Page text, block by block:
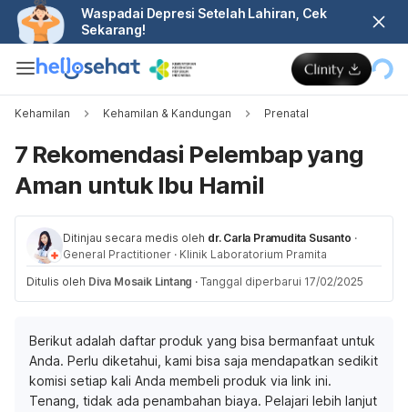
Waspadai Depresi Setelah Lahiran, Cek
Sekarang!
Kehamilan Kehamilan & Kandungan Prenatal
7 Rekomendasi Pelembap yang
Aman untuk Ibu Hamil
Ditinjau secara medis oleh dr. Carla Pramudita Susanto ·
General Practitioner · Klinik Laboratorium Pramita
Ditulis oleh Diva Mosaik Lintang · Tanggal diperbarui 17/02/2025
Berikut adalah daftar produk yang bisa bermanfaat untuk
Anda. Perlu diketahui, kami bisa saja mendapatkan sedikit
komisi setiap kali Anda membeli produk via link ini.
Tenang, tidak ada penambahan biaya. Pelajari lebih lanjut